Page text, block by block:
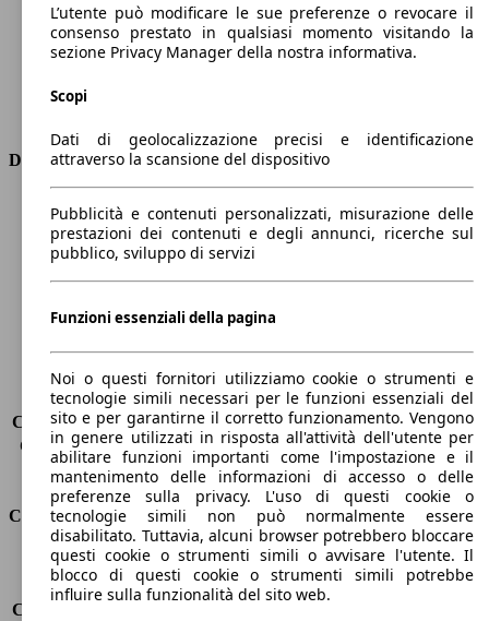
Cilindrata
1598 ccm
Carburante
Diesel
Trasmissione
Dimensioni
Lunghezza
4330 mm
Altezza
1480 mm
Larghezza
1760 mm
Passo
2600 mm
Carico massimo
520 kg
Porte
5
Sedili
5
Carico sul tetto
-
Capacità di traino (senza freni) -
Capacità di traino (con freni)
1300 kg
Volume del bagagliaio
360 - 1200 l
Consumi
Emissioni di CO2*
110 g/km (komb.)
Consumo (urbano)
5.1 l/100km
Consumo (extra-urbano)
L’utente può modificare le sue preferenze o revocare il
consenso prestato in qualsiasi momento visitando la
sezione Privacy Manager della nostra informativa.
Scopi
Dati di geolocalizzazione precisi e identificazione
attraverso la scansione del dispositivo
Pubblicità e contenuti personalizzati, misurazione delle
prestazioni dei contenuti e degli annunci, ricerche sul
pubblico, sviluppo di servizi
Funzioni essenziali della pagina
Noi o questi fornitori utilizziamo cookie o strumenti e
tecnologie simili necessari per le funzioni essenziali del
sito e per garantirne il corretto funzionamento. Vengono
in genere utilizzati in risposta all'attività dell'utente per
abilitare funzioni importanti come l'impostazione e il
mantenimento delle informazioni di accesso o delle
preferenze sulla privacy. L'uso di questi cookie o
tecnologie simili non può normalmente essere
disabilitato. Tuttavia, alcuni browser potrebbero bloccare
questi cookie o strumenti simili o avvisare l'utente. Il
blocco di questi cookie o strumenti simili potrebbe
influire sulla funzionalità del sito web.